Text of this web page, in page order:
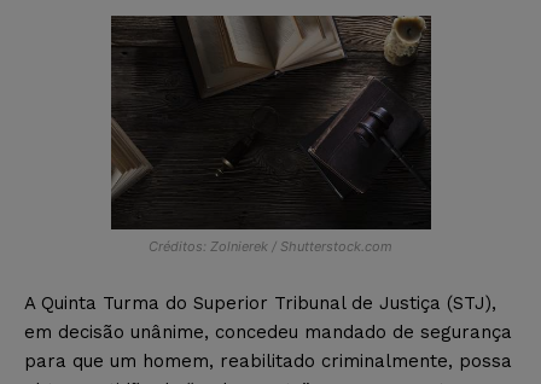
Créditos: Zolnierek / Shutterstock.com
A Quinta Turma do Superior Tribunal de Justiça (STJ),
em decisão unânime, concedeu mandado de segurança
para que um homem, reabilitado criminalmente, possa